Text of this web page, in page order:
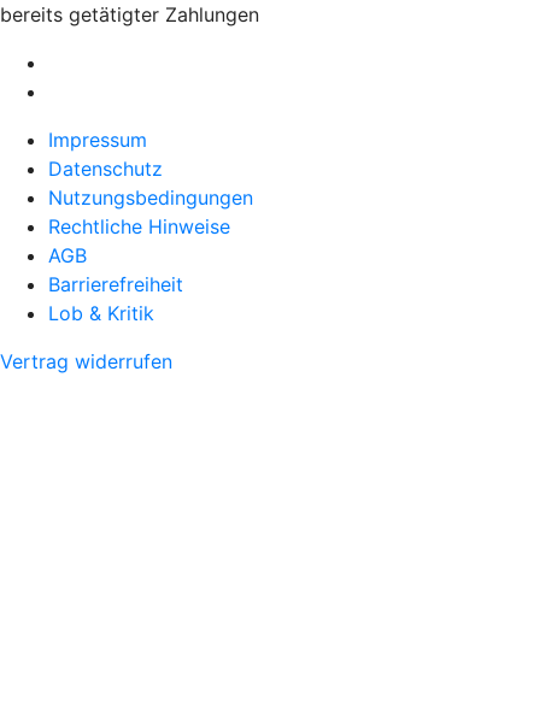
bereits getätigter Zahlungen
Impressum
Datenschutz
Nutzungsbedingungen
Rechtliche Hinweise
AGB
Barrierefreiheit
Lob & Kritik
Vertrag widerrufen